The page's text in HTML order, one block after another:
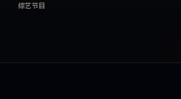
综艺节目